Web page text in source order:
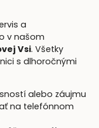
a
v našom
Vsi. Všetky
s dlhoročnými
alebo záujmu
na telefónnom